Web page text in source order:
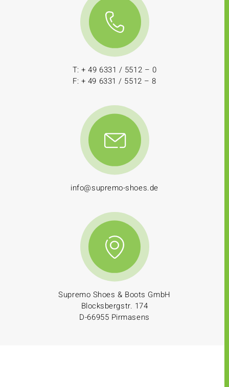
T: + 49 6331 / 5512 – 0
F: + 49 6331 / 5512 – 8
info@supremo-shoes.de
Supremo Shoes & Boots GmbH
Blocksbergstr. 174
D-66955 Pirmasens